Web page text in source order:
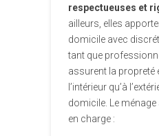
respectueuses et
ailleurs, elles
domicile avec
tant que
assurent la propreté
l’intérieur qu’à
domicile. Le
en charge :